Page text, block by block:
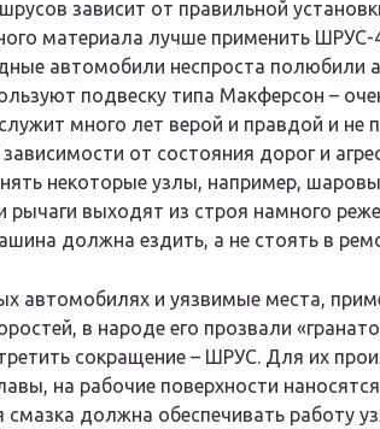
зависит от правильной
материала лучше применить ШРУС-
автомобили неспроста полюбили
подвеску типа Макферсон –
много лет верой и правдой и не
от состояния дорог и
некоторые узлы, например,
рычаги выходят из строя намного
должна ездить, а не стоять в
автомобилях и уязвимые места,
в народе его прозвали
сокращение – ШРУС. Для их
на рабочие поверхности
смазка должна обеспечивать работу